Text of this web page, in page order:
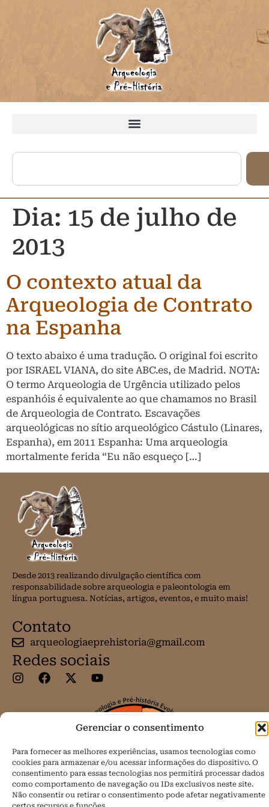
Gerenciar o consentimento
Para fornecer as melhores experiências, usamos tecnologias como
cookies para armazenar e/ou acessar informações do dispositivo. O
consentimento para essas tecnologias nos permitirá processar dados
como comportamento de navegação ou IDs exclusivos neste site.
Não consentir ou retirar o consentimento pode afetar negativamente
Dia: 15 de julho de
2013
O contexto atual da
Arqueologia de Contrato
na Espanha
O texto abaixo é uma tradução. O original foi escrito
por ISRAEL VIANA, do site ABC.es, de Madrid. NOTA:
O termo Arqueologia de Urgência utilizado pelos
espanhóis é equivalente ao que chamamos no Brasil
de Arqueologia de Contrato. Escavações
arqueológicas no sítio arqueológico Cástulo (Linares,
Espanha), em 2011 Espanha: Uma arqueologia
mortalmente ferida “Eu não esqueço […]
Desde 2013 realizando divulgação científica com
responsabilidade sobre arqueologia e paleontologia em
língua portuguesa. Notícias, artigos, eventos, e muito mais!
Contato
arqueologiaeprehistoria@gmail.com
Redes sociais